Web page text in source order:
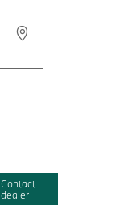
Contact
dealer